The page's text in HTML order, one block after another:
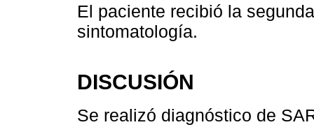
El paciente recibió la
sintomatología.
DISCUSIÓN
Se realizó diagnóstico de